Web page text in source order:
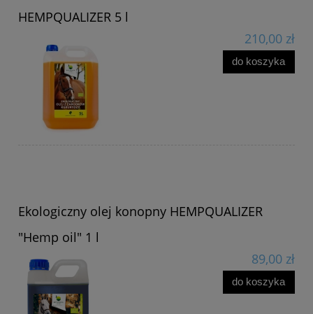
HEMPQUALIZER 5 l
210,00 zł
do koszyka
Ekologiczny olej konopny HEMPQUALIZER
"Hemp oil" 1 l
89,00 zł
do koszyka